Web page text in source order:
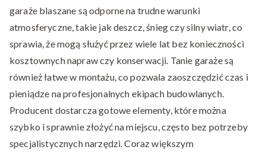
garaże blaszane są odporne na trudne warunki
atmosferyczne, takie jak deszcz, śnieg czy silny wiatr, co
sprawia, że mogą służyć przez wiele lat bez konieczności
kosztownych napraw czy konserwacji. Tanie garaże są
również łatwe w montażu, co pozwala zaoszczędzić czas i
pieniądze na profesjonalnych ekipach budowlanych.
Producent dostarcza gotowe elementy, które można
szybko i sprawnie złożyć na miejscu, często bez potrzeby
specjalistycznych narzędzi. Coraz większym